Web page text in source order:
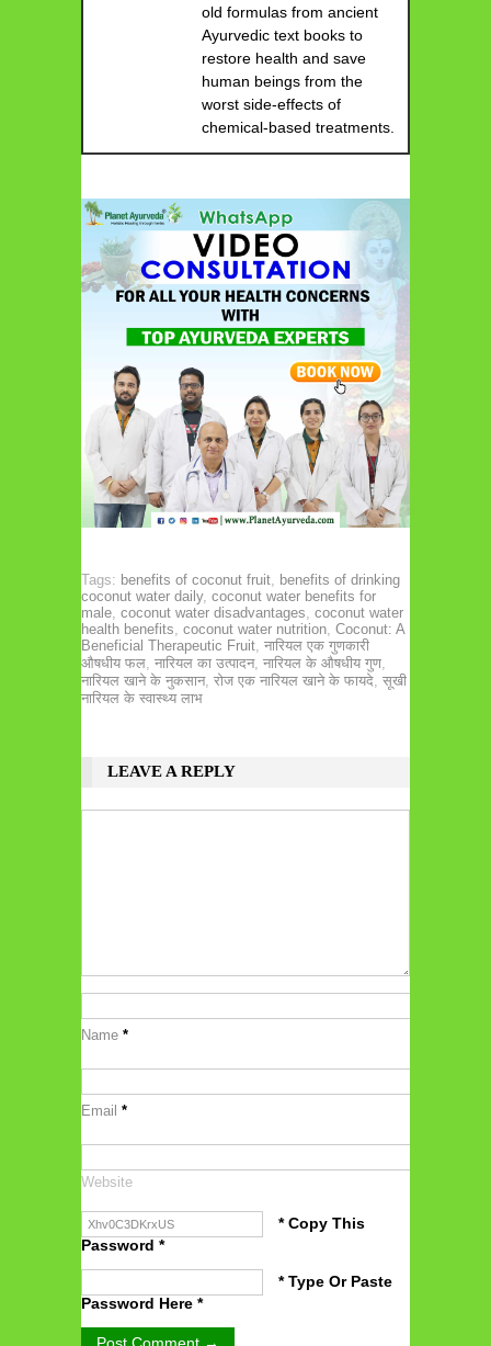
old formulas from ancient
Ayurvedic text books to
restore health and save
human beings from the
worst side-effects of
chemical-based treatments.
Tags: benefits of coconut fruit, benefits of drinking
coconut water daily, coconut water benefits for
male, coconut water disadvantages, coconut water
health benefits, coconut water nutrition, Coconut: A
Beneficial Therapeutic Fruit, नारियल एक गुणकारी
औषधीय फल, नारियल का उत्पादन, नारियल के औषधीय गुण,
नारियल खाने के नुकसान, रोज एक नारियल खाने के फायदे, सूखी
नारियल के स्वास्थ्य लाभ
LEAVE A REPLY
Name *
Email *
Website
* Copy This
Password *
* Type Or Paste
Password Here *